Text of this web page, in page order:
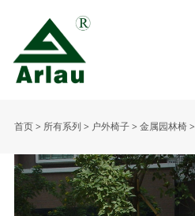
首页> 所有系列 > 户外椅子> 金属园林椅>